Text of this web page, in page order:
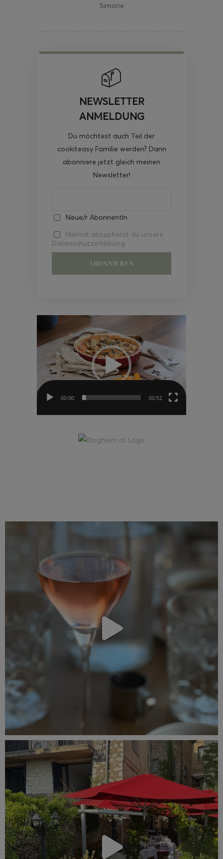
Simone
NEWSLETTER
ANMELDUNG
Du möchtest auch Teil der
cookiteasy Familie werden? Dann
abonniere jetzt gleich meinen
Newsletter!
Neue/r AbonnentIn
Hiermit akzeptierst du unsere
Datenschutzerklärung.
Video-
00:00 00:51